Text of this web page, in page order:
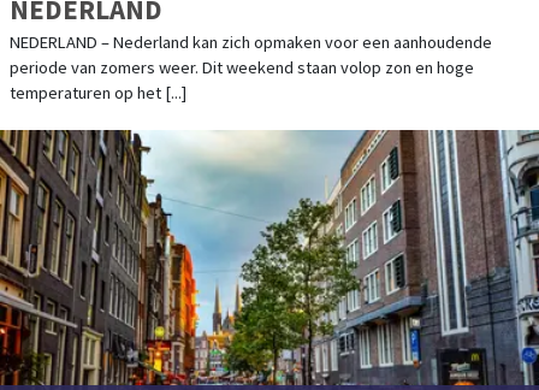
NEDERLAND
NEDERLAND – Nederland kan zich opmaken voor een aanhoudende
periode van zomers weer. Dit weekend staan volop zon en hoge
temperaturen op het [...]